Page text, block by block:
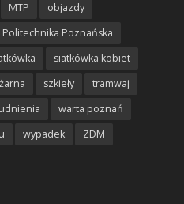
MTP
objazdy
Politechnika Poznańska
siatkówka kobiet
szkieły
tramwaj
warta poznań
wypadek
ZDM